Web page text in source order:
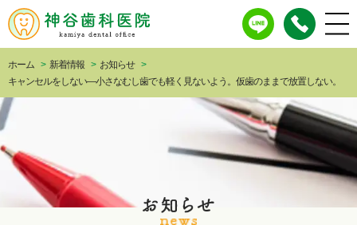
ホーム > 新着情報 > お知らせ >
キャンセルをしない―小さなむし歯でも軽く見ないよう。仮歯のままで放置しない。